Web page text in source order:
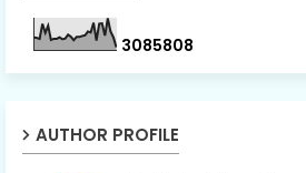
3085808
AUTHOR PROFILE